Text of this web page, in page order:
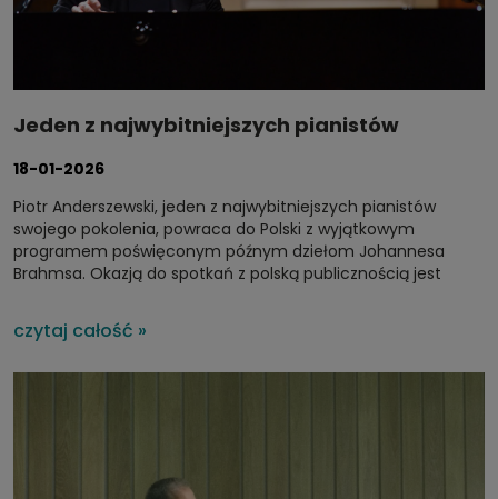
Jeden z najwybitniejszych pianistów
koncerty w Polsce
18-01-2026
Piotr Anderszewski, jeden z najwybitniejszych pianistów
swojego pokolenia, powraca do Polski z wyjątkowym
programem poświęconym późnym dziełom Johannesa
Brahmsa. Okazją do spotkań z polską publicznością jest
Works, wydanego nakładem wytwórni Warner Classics.
czytaj całość »